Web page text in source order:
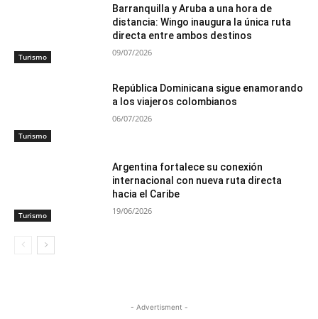
Turismo
Barranquilla y Aruba a una hora de
distancia: Wingo inaugura la única ruta
directa entre ambos destinos
09/07/2026
Turismo
República Dominicana sigue enamorando
a los viajeros colombianos
06/07/2026
Turismo
Argentina fortalece su conexión
internacional con nueva ruta directa
hacia el Caribe
19/06/2026
- Advertisment -